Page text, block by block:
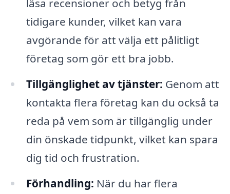
läsa recensioner och betyg från
tidigare kunder, vilket kan vara
avgörande för att välja ett pålitligt
företag som gör ett bra jobb.
Tillgänglighet av tjänster: Genom att
kontakta flera företag kan du också ta
reda på vem som är tillgänglig under
din önskade tidpunkt, vilket kan spara
dig tid och frustration.
Förhandling: När du har flera